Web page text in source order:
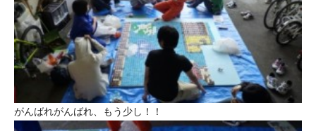
がんばれがんばれ、もう少し！！